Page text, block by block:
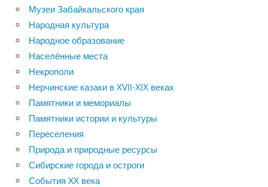
Музеи Забайкальского края
Народная культура
Народное образование
Населённые места
Некрополи
Нерчинские казаки в XVII-XIX веках
Памятники и мемориалы
Памятники истории и культуры
Переселения
Природа и природные ресурсы
Сибирские города и остроги
События XX века